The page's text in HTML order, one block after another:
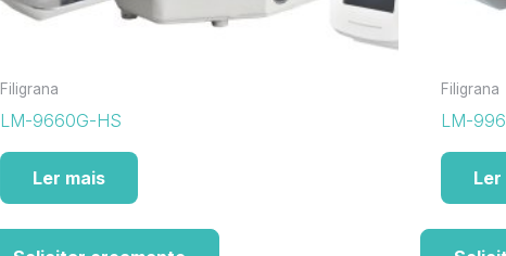
Filigrana
LM-9660G-HS
Ler mais
Filigrana
LM-
Ler